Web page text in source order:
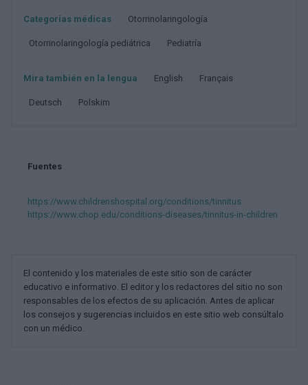
Categorías médicas Otorrinolaringología
Otorrinolaringología pediátrica Pediatría
Mira también en la lengua english français
deutsch polskim
Fuentes
https://www.childrenshospital.org/conditions/tinnitus
https://www.chop.edu/conditions-diseases/tinnitus-in-children
El contenido y los materiales de este sitio son de carácter
educativo e informativo. El editor y los redactores del sitio no son
responsables de los efectos de su aplicación. Antes de aplicar
los consejos y sugerencias incluidos en este sitio web consúltalo
con un médico.